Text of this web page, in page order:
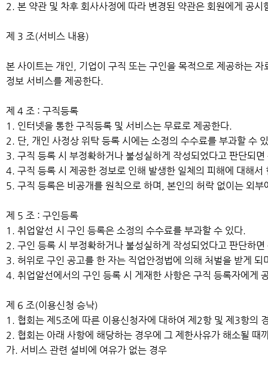
2. 본 약관 및 차후 회사사정에 따라 변경된 약관은 회원에게 공시
제 3 조(서비스 내용)
본 사이트는 개인, 기업이 구직 또는 구인을 목적으로 제공하는
정보 서비스를 제공한다.
제 4 조 : 구직등록
1. 인터넷을 통한 구직등록 및 서비스는 무료로 제공한다.
2. 단, 개인 사정상 위탁 등록 시에는 소정의 수수료를 부과할 수
3. 구직 등록 시 부정확하거나 불성실하게 작성되었다고 판단되
4. 구직 등록 시 제공한 정보로 인해 발생한 일체의 피해에 대해
5. 구직 등록은 비공개를 원칙으로 하며, 본인의 허락 없이는 외부
제 5 조 : 구인등록
1. 취업알선 시 구인 등록은 소정의 수수료를 부과할 수 있다.
2. 구인 등록 시 부정확하거나 불성실하게 작성되었다고 판단하
3. 허위로 구인 공고를 한 자는 직업안정법에 의해 처벌을 받게
4. 취업알선에서의 구인 등록 시 게재한 사항은 구직 등록자에게
제 6 조(이용신청 승낙)
1. 협회는 제5조에 따른 이용신청자에 대하여 제2항 및 제3항의
2. 협회는 아래 사항에 해당하는 경우에 그 제한사유가 해소될 때
가. 서비스 관련 설비에 여유가 없는 경우